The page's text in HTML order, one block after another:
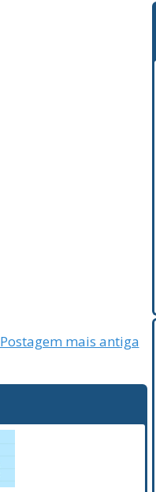
Postagem mais antiga